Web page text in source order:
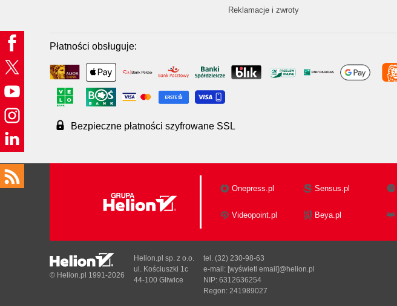
Reklamacje i zwroty
Płatności obsługuje:
Bezpieczne płatności szyfrowane SSL
Onepress.pl Sensus.pl
Videopoint.pl Beya.pl
© Helion.pl 1991-2026
Helion.pl sp. z o.o.
ul. Kościuszki 1c
44-100 Gliwice
tel. (32) 230-98-63
e-mail: [wyświetl email]@helion.pl
NIP: 6312636254
Regon: 241989027